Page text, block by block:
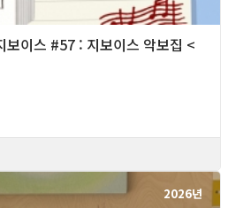
이스 #57 : 지보이스 악보집 <
2026년